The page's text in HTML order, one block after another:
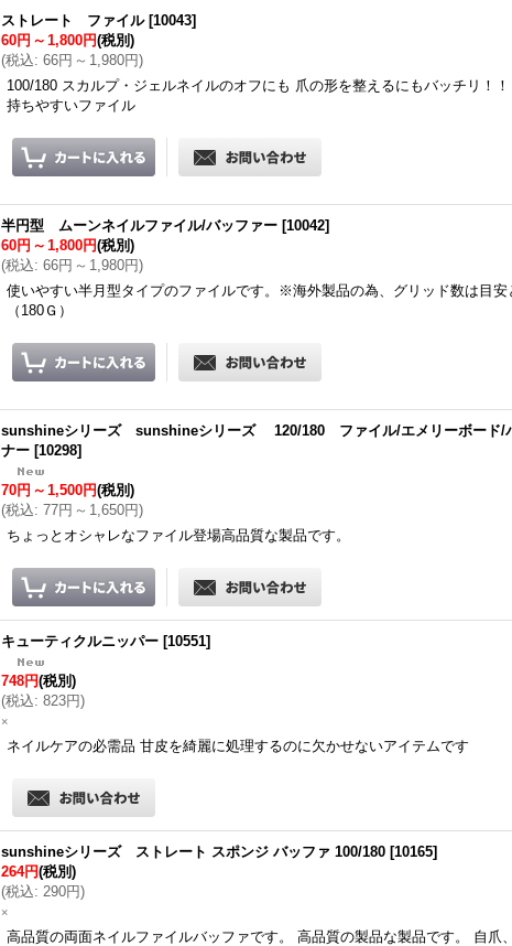
ストレート ファイル [10043]
60円 ～ 1,800円(税別)
(税込: 66円 ～ 1,980円)
100/180 スカルプ・ジェルネイルのオフにも 爪の形を整えるにもバッチリ！！
持ちやすいファイル
半円型 ムーンネイルファイル/バッファー [10042]
60円 ～ 1,800円(税別)
(税込: 66円 ～ 1,980円)
使いやすい半月型タイプのファイルです。※海外製品の為、グリッド数は目安
（180Ｇ）
sunshineシリーズ sunshineシリーズ 120/180 ファイル/エメリーボード/
ナー [10298]
70円 ～ 1,500円(税別)
(税込: 77円 ～ 1,650円)
ちょっとオシャレなファイル登場高品質な製品です。
キューティクルニッパー [10551]
748円(税別)
(税込: 823円)
×
ネイルケアの必需品 甘皮を綺麗に処理するのに欠かせないアイテムです
sunshineシリーズ ストレート スポンジ バッファ 100/180 [10165]
264円(税別)
(税込: 290円)
×
高品質の両面ネイルファイルバッファです。 高品質の製品な製品です。 自爪